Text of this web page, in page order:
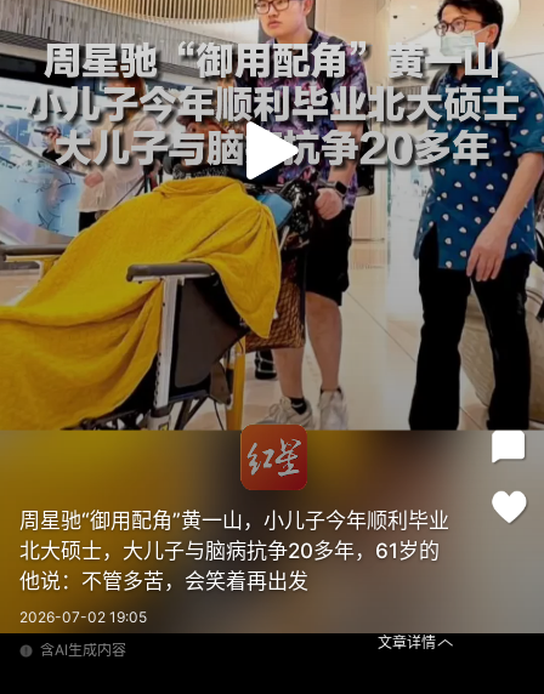
周星驰“御用配角”黄一山，小儿子今年顺利毕业
北大硕士，大儿子与脑病抗争20多年，61岁的
他说：不管多苦，会笑着再出发
2026-07-02 19:05
含AI生成内容
文章详情